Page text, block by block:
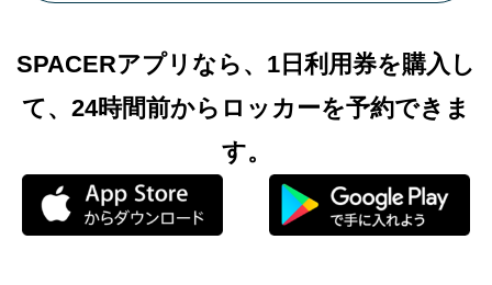
SPACERアプリなら、1日利用券を購入し
て、24時間前からロッカーを予約できま
す。